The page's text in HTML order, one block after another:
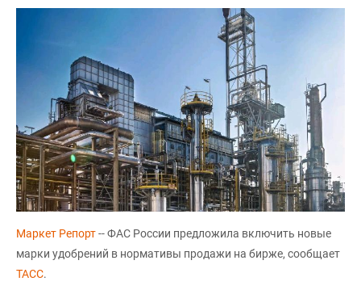
Маркет Репорт-- ФАС России предложила включить новые
марки удобрений в нормативы продажи на бирже, сообщает
ТАСС.